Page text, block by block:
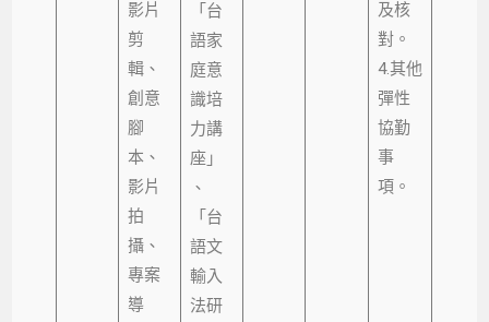
影片
剪
輯、
創意
腳
本、
影片
拍
攝、
專案
導
「台
語家
庭意
識培
力講
座」
、
「台
語文
輸入
法研
及核
對。
4.其他
彈性
協勤
事
項。